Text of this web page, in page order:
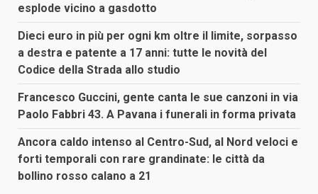
esplode vicino a gasdotto
Dieci euro in più per ogni km oltre il limite, sorpasso
a destra e patente a 17 anni: tutte le novità del
Codice della Strada allo studio
Francesco Guccini, gente canta le sue canzoni in via
Paolo Fabbri 43. A Pavana i funerali in forma privata
Ancora caldo intenso al Centro-Sud, al Nord veloci e
forti temporali con rare grandinate: le città da
bollino rosso calano a 21